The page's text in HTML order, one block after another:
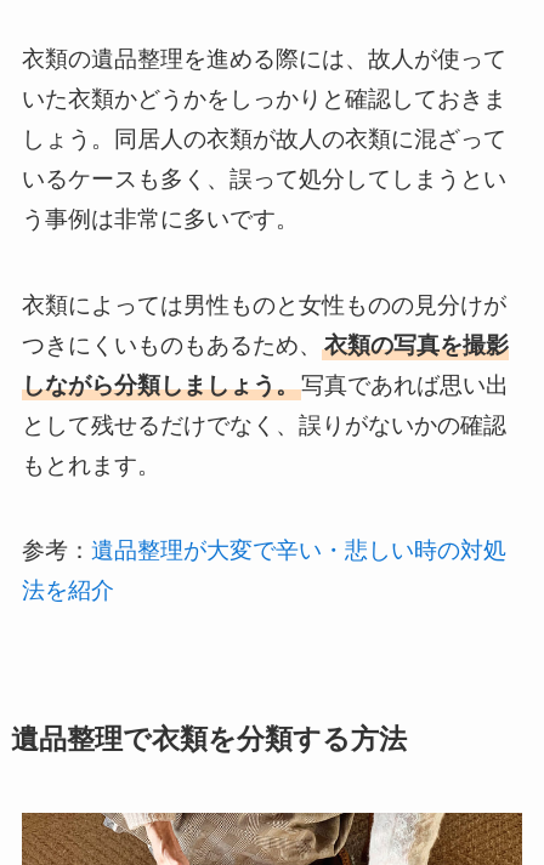
衣類の遺品整理を進める際には、故人が使って
いた衣類かどうかをしっかりと確認しておきま
しょう。同居人の衣類が故人の衣類に混ざって
いるケースも多く、誤って処分してしまうとい
う事例は非常に多いです。
衣類によっては男性ものと女性ものの見分けが
つきにくいものもあるため、 衣類の写真を撮影
しながら分類しましょう。写真であれば思い出
として残せるだけでなく、誤りがないかの確認
もとれます。
参考： 遺品整理が大変で辛い・悲しい時の対処
法を紹介
遺品整理で衣類を分類する方法